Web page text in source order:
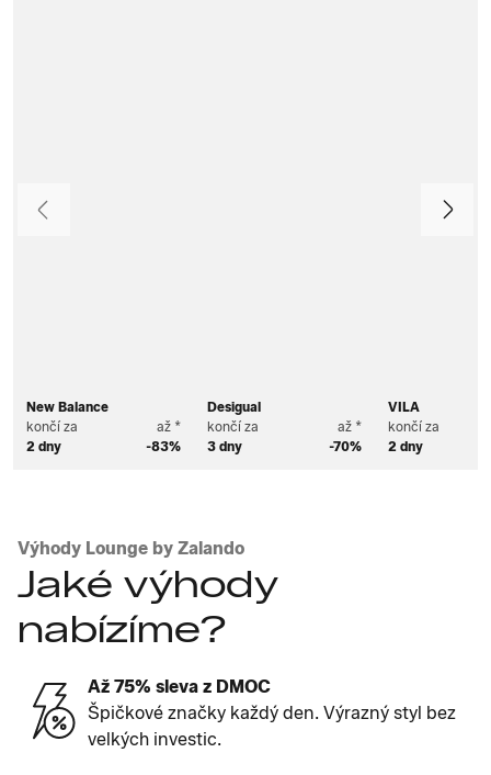
New Balance
končí za
2 dny
až *
-83%
Desigual
končí za
3 dny
až *
-70%
VILA
končí za
2 dny
Předchozí Další
Výhody Lounge by Zalando
Jaké výhody
nabízíme?
Až 75% sleva z DMOC
Špičkové značky každý den. Výrazný styl bez
velkých investic.